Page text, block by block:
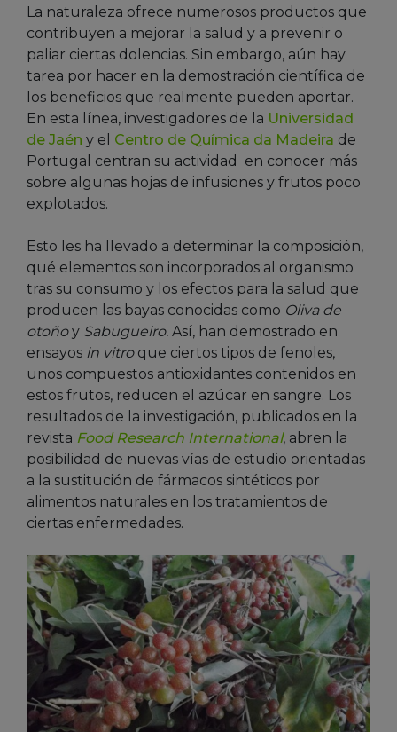
La naturaleza ofrece numerosos productos que
contribuyen a mejorar la salud y a prevenir o
paliar ciertas dolencias. Sin embargo, aún hay
tarea por hacer en la demostración científica de
los beneficios que realmente pueden aportar.
En esta línea, investigadores de la Universidad
de Jaén y el Centro de Química da Madeira de
Portugal centran su actividad en conocer más
sobre algunas hojas de infusiones y frutos poco
explotados.
Esto les ha llevado a determinar la composición,
qué elementos son incorporados al organismo
tras su consumo y los efectos para la salud que
producen las bayas conocidas como Oliva de
otoñoy Sabugueiro. Así, han demostrado en
ensayos in vitro que ciertos tipos de fenoles,
unos compuestos antioxidantes contenidos en
estos frutos, reducen el azúcar en sangre. Los
resultados de la investigación, publicados en la
revista Food Research International, abren la
posibilidad de nuevas vías de estudio orientadas
a la sustitución de fármacos sintéticos por
alimentos naturales en los tratamientos de
ciertas enfermedades.